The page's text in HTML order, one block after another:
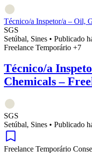
Técnico/a Inspetor/a – Oil,
SGS
Setúbal, Sines • Publicado
Freelance Temporário +7
Técnico/a
Chemicals –
SGS
Setúbal, Sines • Publicado
Freelance Temporário